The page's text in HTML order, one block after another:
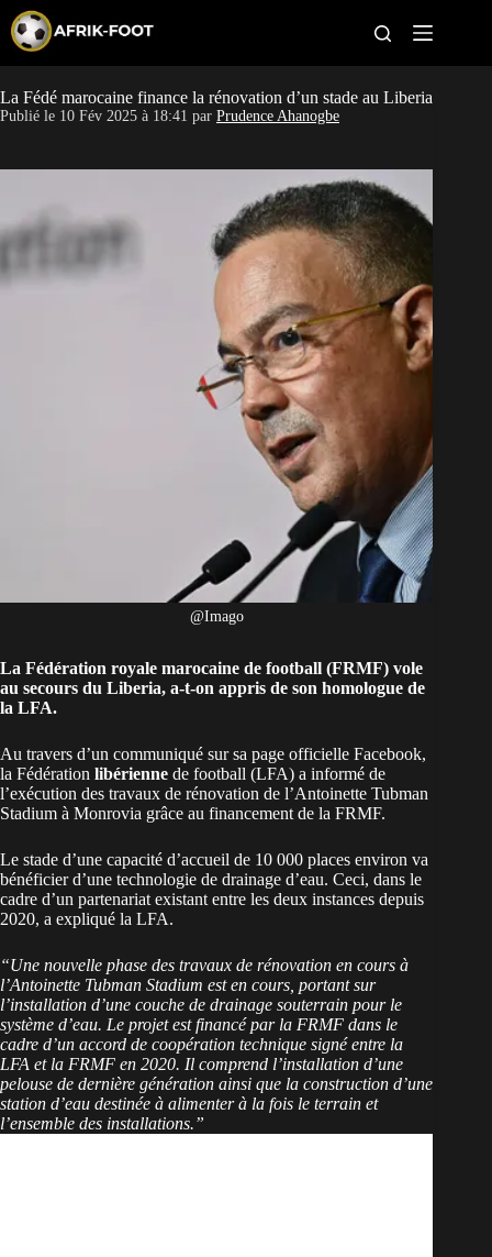
p
t
o
c
n
n
CAN féminine
Pays
Clubs
Classement
Paris sportifs
La Fédé marocaine finance la rénovation d’un stade au Liberia
Publié le 10 Fév 2025 à 18:41 par Prudence Ahanogbe
@Imago
La Fédération royale marocaine de football (FRMF) vole
au secours du Liberia, a-t-on appris de son homologue de
la LFA.
Au travers d’un communiqué sur sa page officielle Facebook,
la Fédération libérienne de football (LFA) a informé de
l’exécution des travaux de rénovation de l’Antoinette Tubman
Stadium à Monrovia grâce au financement de la FRMF.
Le stade d’une capacité d’accueil de 10 000 places environ va
bénéficier d’une technologie de drainage d’eau. Ceci, dans le
cadre d’un partenariat existant entre les deux instances depuis
2020, a expliqué la LFA.
“Une nouvelle phase des travaux de rénovation en cours à
l’Antoinette Tubman Stadium est en cours, portant sur
l’installation d’une couche de drainage souterrain pour le
système d’eau. Le projet est financé par la FRMF dans le
cadre d’un accord de coopération technique signé entre la
LFA et la FRMF en 2020. Il comprend l’installation d’une
pelouse de dernière génération ainsi que la construction d’une
station d’eau destinée à alimenter à la fois le terrain et
l’ensemble des installations.”